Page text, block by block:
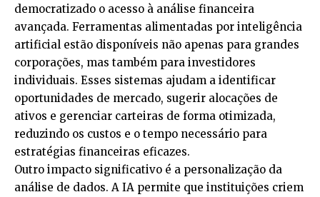
democratizado o acesso à análise financeira
avançada. Ferramentas alimentadas por inteligência
artificial estão disponíveis não apenas para grandes
corporações, mas também para investidores
individuais. Esses sistemas ajudam a identificar
oportunidades de mercado, sugerir alocações de
ativos e gerenciar carteiras de forma otimizada,
reduzindo os custos e o tempo necessário para
estratégias financeiras eficazes.
Outro impacto significativo é a personalização da
análise de dados. A IA permite que instituições criem